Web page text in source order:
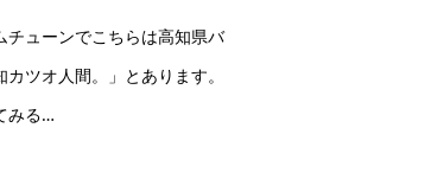
ューンでこちらは高知県バ
ツオ人間。」とあります。
みる…